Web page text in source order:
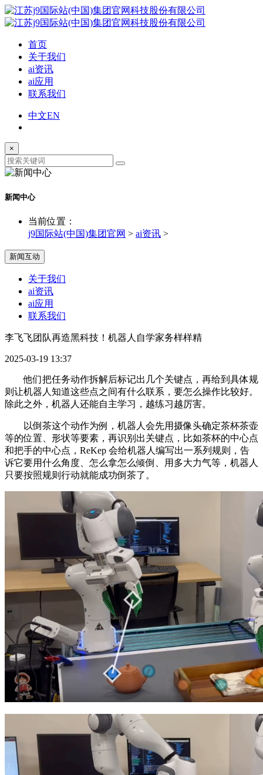
首页
关于我们
ai资讯
ai应用
联系我们
中文EN
×
新闻中心
当前位置：
j9国际站(中国)集团官网 > ai资讯 >
新闻互动
关于我们
ai资讯
ai应用
联系我们
李飞飞团队再造黑科技！机器人自学家务样样精
2025-03-19 13:37
他们把任务动作拆解后标记出几个关键点，再给到具体规
则让机器人知道这些点之间有什么联系，要怎么操作比较好。
除此之外，机器人还能自主学习，越练习越厉害。
以倒茶这个动作为例，机器人会先用摄像头确定茶杯茶壶
等的位置、形状等要素，再识别出关键点，比如茶杯的中心点
和把手的中心点，ReKep 会给机器人编写出一系列规则，告
诉它要用什么角度、怎么拿怎么倾倒、用多大力气等，机器人
只要按照规则行动就能成功倒茶了。